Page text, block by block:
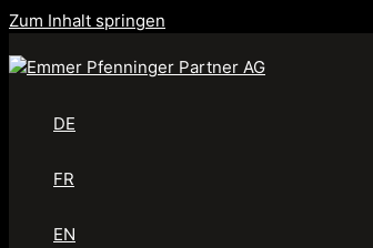
Zum Inhalt springen
DE
FR
EN